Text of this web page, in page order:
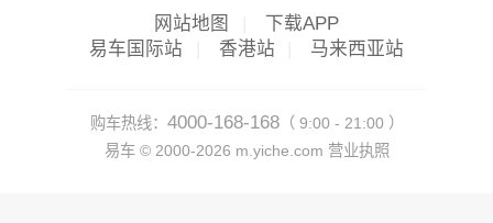
网站地图
下载APP
易车国际站
香港站 马来西亚站
购车热线： 4000-168-168（ 9:00 - 21:00 ）
易车 © 2000-2026 m.yiche.com 营业执照